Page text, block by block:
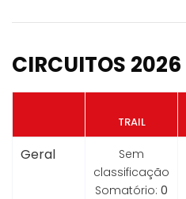
CIRCUITOS 2026
TRAIL
Geral
Sem
classificação
Somatório: 0